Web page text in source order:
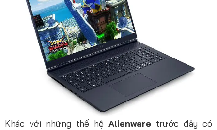
Khác với những thế hệAlienware trước đây có